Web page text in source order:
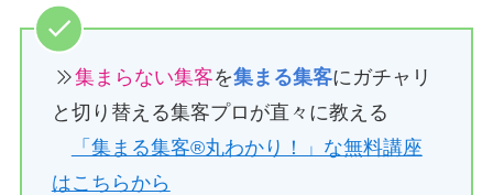
集まらない集客を集まる集客にガチャリ
と切り替える集客プロが直々に教える
「集まる集客®︎丸わかり！」な無料講座
はこちらから